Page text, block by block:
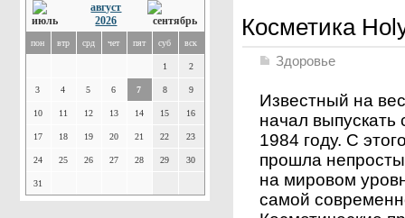
август
2026
пон втр срд чет пят суб вск
1 2
3 4 5 6 7 8 9
10 11 12 13 14 15 16
17 18 19 20 21 22 23
24 25 26 27 28 29 30
31
Косметика
Здоровье
Известный на
начал выпускать
1984 году. С
прошла
на мировом
самой